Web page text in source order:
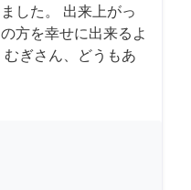
した。 出来上がっ
方を幸せに出来るよ
ぎさん、どうもあ